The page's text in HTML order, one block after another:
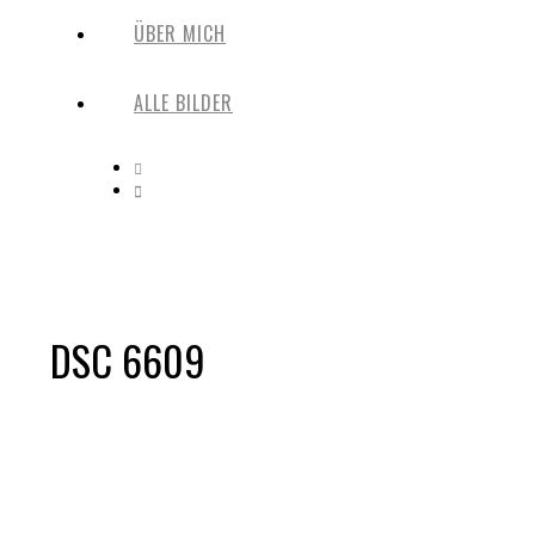
ÜBER MICH
ALLE BILDER
DSC 6609